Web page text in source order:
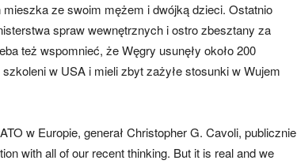
ze swoim mężem i dwójką dzieci. Ostatnio
spraw wewnętrznych i ostro zbesztany za
też wspomnieć, że Węgry usunęły około 200
w USA i mieli zbyt zażyłe stosunki w Wujem
w Europie, generał Christopher G. Cavoli, publicznie
with all of our recent thinking. But it is real and we